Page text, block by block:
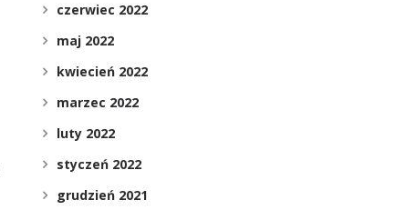
czerwiec 2022
maj 2022
kwiecień 2022
marzec 2022
luty 2022
styczeń 2022
grudzień 2021